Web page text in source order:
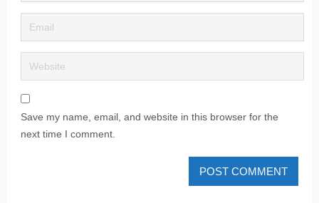
Save my name, email, and website in this browser for the
next time I comment.